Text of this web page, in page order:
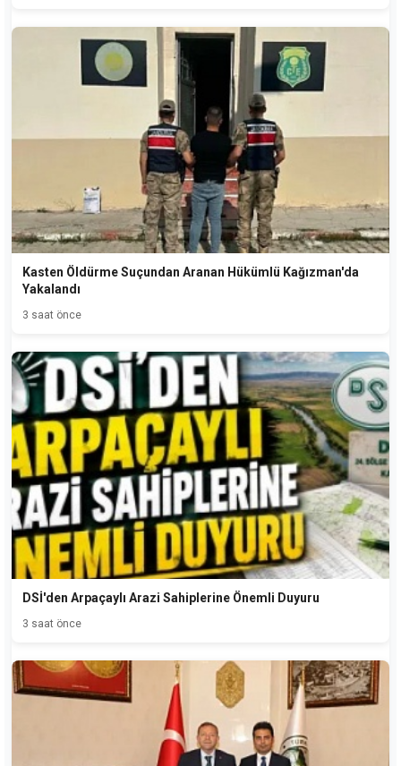
Kasten Öldürme Suçundan Aranan Hükümlü Kağızman'da
Yakalandı
3 saat önce
DSİ'den Arpaçaylı Arazi Sahiplerine Önemli Duyuru
3 saat önce